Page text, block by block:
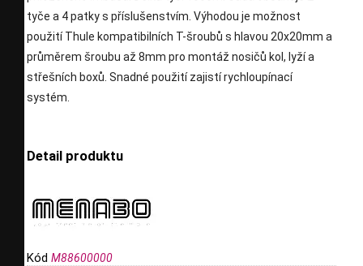
tyče a 4 patky s příslušenstvím. Výhodou je možnost
použití Thule kompatibilních T-šroubů s hlavou 20x20mm a
průměrem šroubu až 8mm pro montáž nosičů kol, lyží a
střešních boxů. Snadné použití zajistí rychloupínací
systém.
Detail produktu
Kód M88600000